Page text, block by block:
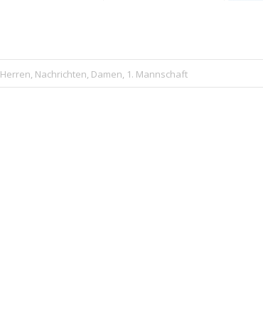
Herren, Nachrichten, Damen, 1. Mannschaft